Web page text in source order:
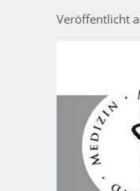
Veröffentlicht